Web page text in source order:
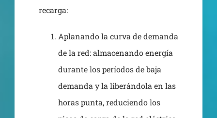
recarga:
Aplanando la curva de demanda
de la red: almacenando energía
durante los períodos de baja
demanda y la liberándola en las
horas punta, reduciendo los